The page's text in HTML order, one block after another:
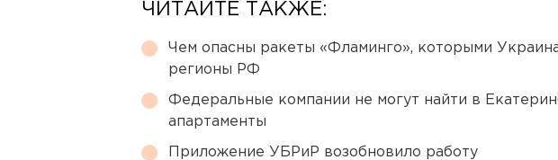
ЧИТАЙТЕ ТАКЖЕ:
Чем опасны ракеты «Фламинго», которыми
регионы РФ
Федеральные компании не могут найти в
апартаменты
Приложение УБРиР возобновило работу